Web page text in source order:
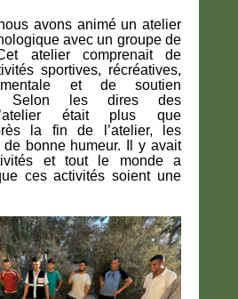
avons animé un atelier
avec un groupe de
atelier comprenait de
sportives, récréatives,
mentale et de soutien
Selon les dires des
était plus que
la fin de l’atelier, les
de bonne humeur. Il y avait
et tout le monde a
ces activités soient une